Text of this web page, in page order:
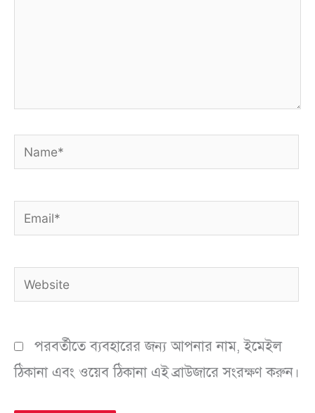
Name*
Email*
Website
পরবর্তীতে ব্যবহারের জন্য আপনার নাম, ইমেইল
ঠিকানা এবং ওয়েব ঠিকানা এই ব্রাউজারে সংরক্ষণ করুন।